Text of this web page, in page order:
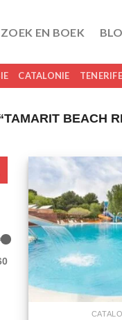
ZOEK EN BOEK
CATALONIE TENERIFE
BEACH